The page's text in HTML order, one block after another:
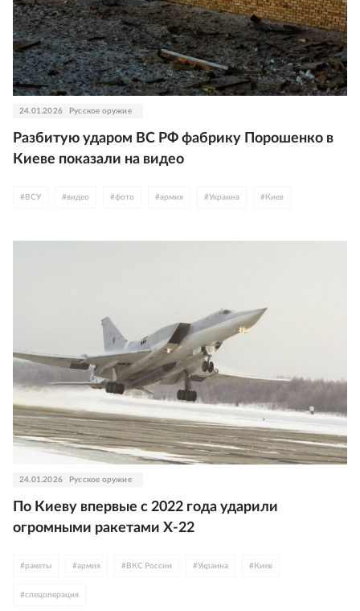
24.01.2026 Русское оружие
Разбитую ударом ВС РФ фабрику Порошенко в
Киеве показали на видео
# ВСУ #видео #фото #армия #Украина # Киев
24.01.2026 Русское оружие
По Киеву впервые с 2022 года ударили
огромными ракетами Х-22
#ракеты #армия # ВКС России #Украина # Киев
#спецоперация